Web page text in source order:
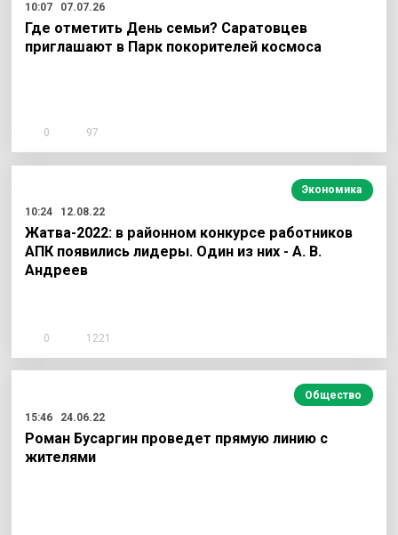
10:07
07.07.26
Где отметить День семьи? Саратовцев
приглашают в Парк покорителей космоса
0 97
Экономика
10:24
12.08.22
Жатва-2022: в районном конкурсе работников
АПК появились лидеры. Один из них - А. В.
Андреев
0 1221
Общество
15:46
24.06.22
Роман Бусаргин проведет прямую линию с
жителями